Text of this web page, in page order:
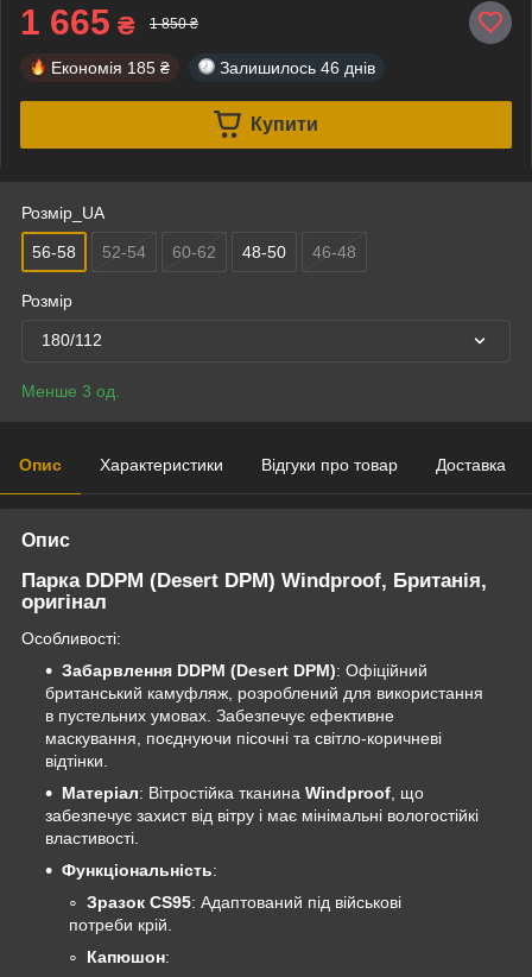
1 665 ₴ 1 850 ₴
Економія 185 ₴ Залишилось 46 днів
Купити
Розмір_UA
56-58 52-54 60-62 48-50 46-48
Розмір
180/112
Менше 3 од.
Опис Характеристики Відгуки про товар Доставка
Опис
Парка DDPM (Desert DPM) Windproof, Британія,
оригінал
Особливості:
Забарвлення DDPM (Desert DPM): Офіційний
британський камуфляж, розроблений для використання
в пустельних умовах. Забезпечує ефективне
маскування, поєднуючи пісочні та світло-коричневі
відтінки.
Матеріал: Вітростійка тканина Windproof , що
забезпечує захист від вітру і має мінімальні вологостійкі
властивості.
Функціональність:
Зразок CS95: Адаптований під військові
потреби крій.
Капюшон: